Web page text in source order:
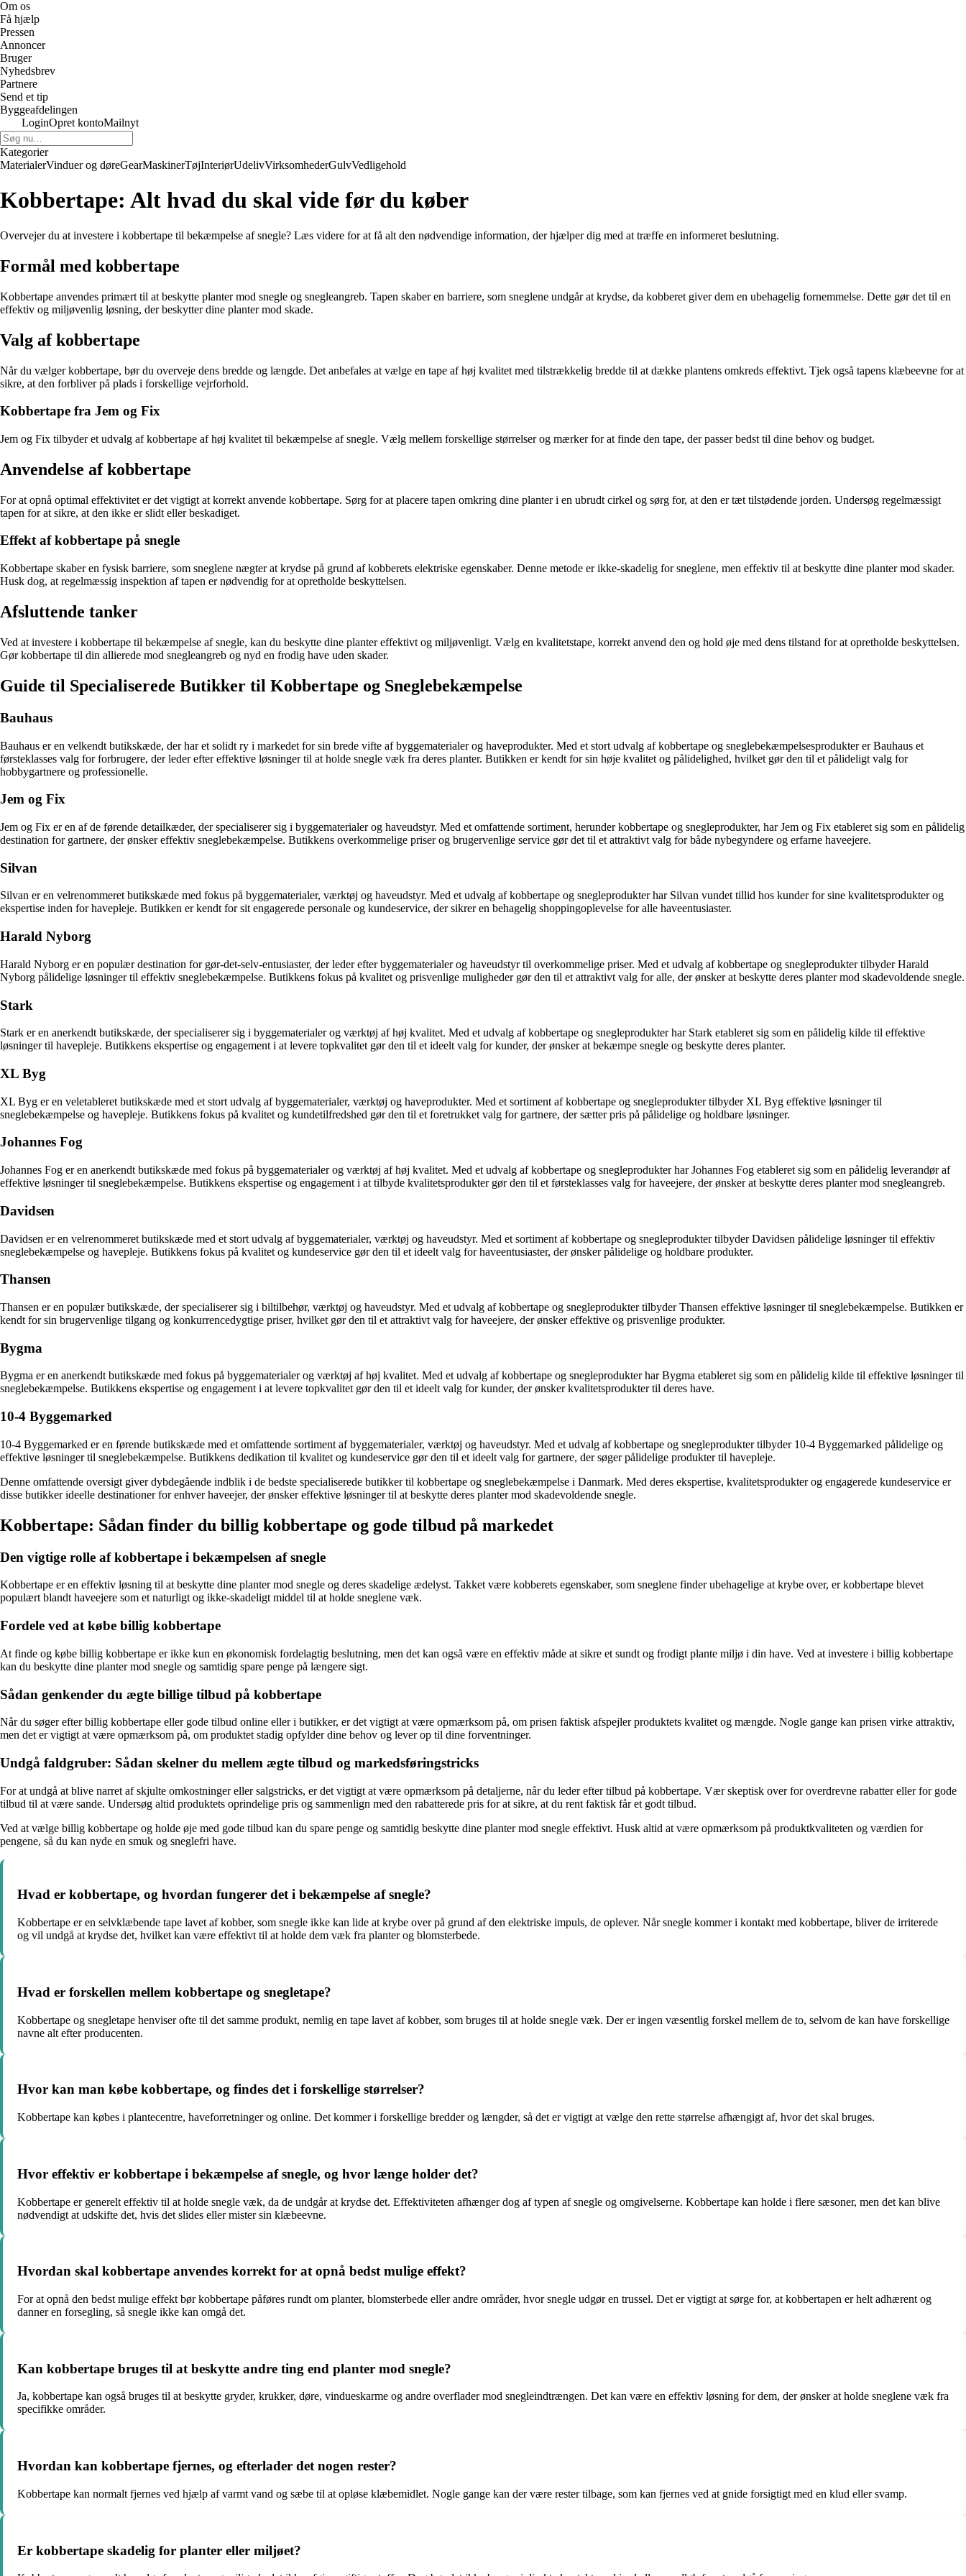
Om os
Få hjælp
Pressen
Annoncer
Bruger
Nyhedsbrev
Partnere
Send et tip
Byggeafdelingen
LoginOpret kontoMailnyt
Kategorier
MaterialerVinduer og døreGearMaskinerTøjInteriørUdelivVirksomhederGulvVedligehold
Kobbertape: Alt hvad du skal vide før du køber
Overvejer du at investere i kobbertape til bekæmpelse af snegle? Læs videre for at få alt den nødvendige information, der hjælper dig med at træffe en informeret beslutning.
Formål med kobbertape
Kobbertape anvendes primært til at beskytte planter mod snegle og snegleangreb. Tapen skaber en barriere, som sneglene undgår at krydse, da kobberet giver dem en ubehagelig fornemmelse. Dette gør det til en
effektiv og miljøvenlig løsning, der beskytter dine planter mod skade.
Valg af kobbertape
Når du vælger kobbertape, bør du overveje dens bredde og længde. Det anbefales at vælge en tape af høj kvalitet med tilstrækkelig bredde til at dække plantens omkreds effektivt. Tjek også tapens klæbeevne for at
sikre, at den forbliver på plads i forskellige vejrforhold.
Kobbertape fra Jem og Fix
Jem og Fix tilbyder et udvalg af kobbertape af høj kvalitet til bekæmpelse af snegle. Vælg mellem forskellige størrelser og mærker for at finde den tape, der passer bedst til dine behov og budget.
Anvendelse af kobbertape
For at opnå optimal effektivitet er det vigtigt at korrekt anvende kobbertape. Sørg for at placere tapen omkring dine planter i en ubrudt cirkel og sørg for, at den er tæt tilstødende jorden. Undersøg regelmæssigt
tapen for at sikre, at den ikke er slidt eller beskadiget.
Effekt af kobbertape på snegle
Kobbertape skaber en fysisk barriere, som sneglene nægter at krydse på grund af kobberets elektriske egenskaber. Denne metode er ikke-skadelig for sneglene, men effektiv til at beskytte dine planter mod skader.
Husk dog, at regelmæssig inspektion af tapen er nødvendig for at opretholde beskyttelsen.
Afsluttende tanker
Ved at investere i kobbertape til bekæmpelse af snegle, kan du beskytte dine planter effektivt og miljøvenligt. Vælg en kvalitetstape, korrekt anvend den og hold øje med dens tilstand for at opretholde beskyttelsen.
Gør kobbertape til din allierede mod snegleangreb og nyd en frodig have uden skader.
Guide til Specialiserede Butikker til Kobbertape og Sneglebekæmpelse
Bauhaus
Bauhaus er en velkendt butikskæde, der har et solidt ry i markedet for sin brede vifte af byggematerialer og haveprodukter. Med et stort udvalg af kobbertape og sneglebekæmpelsesprodukter er Bauhaus et
førsteklasses valg for forbrugere, der leder efter effektive løsninger til at holde snegle væk fra deres planter. Butikken er kendt for sin høje kvalitet og pålidelighed, hvilket gør den til et pålideligt valg for
hobbygartnere og professionelle.
Jem og Fix
Jem og Fix er en af de førende detailkæder, der specialiserer sig i byggematerialer og haveudstyr. Med et omfattende sortiment, herunder kobbertape og snegleprodukter, har Jem og Fix etableret sig som en pålidelig
destination for gartnere, der ønsker effektiv sneglebekæmpelse. Butikkens overkommelige priser og brugervenlige service gør det til et attraktivt valg for både nybegyndere og erfarne haveejere.
Silvan
Silvan er en velrenommeret butikskæde med fokus på byggematerialer, værktøj og haveudstyr. Med et udvalg af kobbertape og snegleprodukter har Silvan vundet tillid hos kunder for sine kvalitetsprodukter og
ekspertise inden for havepleje. Butikken er kendt for sit engagerede personale og kundeservice, der sikrer en behagelig shoppingoplevelse for alle haveentusiaster.
Harald Nyborg
Harald Nyborg er en populær destination for gør-det-selv-entusiaster, der leder efter byggematerialer og haveudstyr til overkommelige priser. Med et udvalg af kobbertape og snegleprodukter tilbyder Harald
Nyborg pålidelige løsninger til effektiv sneglebekæmpelse. Butikkens fokus på kvalitet og prisvenlige muligheder gør den til et attraktivt valg for alle, der ønsker at beskytte deres planter mod skadevoldende snegle.
Stark
Stark er en anerkendt butikskæde, der specialiserer sig i byggematerialer og værktøj af høj kvalitet. Med et udvalg af kobbertape og snegleprodukter har Stark etableret sig som en pålidelig kilde til effektive
løsninger til havepleje. Butikkens ekspertise og engagement i at levere topkvalitet gør den til et ideelt valg for kunder, der ønsker at bekæmpe snegle og beskytte deres planter.
XL Byg
XL Byg er en veletableret butikskæde med et stort udvalg af byggematerialer, værktøj og haveprodukter. Med et sortiment af kobbertape og snegleprodukter tilbyder XL Byg effektive løsninger til
sneglebekæmpelse og havepleje. Butikkens fokus på kvalitet og kundetilfredshed gør den til et foretrukket valg for gartnere, der sætter pris på pålidelige og holdbare løsninger.
Johannes Fog
Johannes Fog er en anerkendt butikskæde med fokus på byggematerialer og værktøj af høj kvalitet. Med et udvalg af kobbertape og snegleprodukter har Johannes Fog etableret sig som en pålidelig leverandør af
effektive løsninger til sneglebekæmpelse. Butikkens ekspertise og engagement i at tilbyde kvalitetsprodukter gør den til et førsteklasses valg for haveejere, der ønsker at beskytte deres planter mod snegleangreb.
Davidsen
Davidsen er en velrenommeret butikskæde med et stort udvalg af byggematerialer, værktøj og haveudstyr. Med et sortiment af kobbertape og snegleprodukter tilbyder Davidsen pålidelige løsninger til effektiv
sneglebekæmpelse og havepleje. Butikkens fokus på kvalitet og kundeservice gør den til et ideelt valg for haveentusiaster, der ønsker pålidelige og holdbare produkter.
Thansen
Thansen er en populær butikskæde, der specialiserer sig i biltilbehør, værktøj og haveudstyr. Med et udvalg af kobbertape og snegleprodukter tilbyder Thansen effektive løsninger til sneglebekæmpelse. Butikken er
kendt for sin brugervenlige tilgang og konkurrencedygtige priser, hvilket gør den til et attraktivt valg for haveejere, der ønsker effektive og prisvenlige produkter.
Bygma
Bygma er en anerkendt butikskæde med fokus på byggematerialer og værktøj af høj kvalitet. Med et udvalg af kobbertape og snegleprodukter har Bygma etableret sig som en pålidelig kilde til effektive løsninger til
sneglebekæmpelse. Butikkens ekspertise og engagement i at levere topkvalitet gør den til et ideelt valg for kunder, der ønsker kvalitetsprodukter til deres have.
10-4 Byggemarked
10-4 Byggemarked er en førende butikskæde med et omfattende sortiment af byggematerialer, værktøj og haveudstyr. Med et udvalg af kobbertape og snegleprodukter tilbyder 10-4 Byggemarked pålidelige og
effektive løsninger til sneglebekæmpelse. Butikkens dedikation til kvalitet og kundeservice gør den til et ideelt valg for gartnere, der søger pålidelige produkter til havepleje.
Denne omfattende oversigt giver dybdegående indblik i de bedste specialiserede butikker til kobbertape og sneglebekæmpelse i Danmark. Med deres ekspertise, kvalitetsprodukter og engagerede kundeservice er
disse butikker ideelle destinationer for enhver haveejer, der ønsker effektive løsninger til at beskytte deres planter mod skadevoldende snegle.
Kobbertape: Sådan finder du billig kobbertape og gode tilbud på markedet
Den vigtige rolle af kobbertape i bekæmpelsen af snegle
Kobbertape er en effektiv løsning til at beskytte dine planter mod snegle og deres skadelige ædelyst. Takket være kobberets egenskaber, som sneglene finder ubehagelige at krybe over, er kobbertape blevet
populært blandt haveejere som et naturligt og ikke-skadeligt middel til at holde sneglene væk.
Fordele ved at købe billig kobbertape
At finde og købe billig kobbertape er ikke kun en økonomisk fordelagtig beslutning, men det kan også være en effektiv måde at sikre et sundt og frodigt plante miljø i din have. Ved at investere i billig kobbertape
kan du beskytte dine planter mod snegle og samtidig spare penge på længere sigt.
Sådan genkender du ægte billige tilbud på kobbertape
Når du søger efter billig kobbertape eller gode tilbud online eller i butikker, er det vigtigt at være opmærksom på, om prisen faktisk afspejler produktets kvalitet og mængde. Nogle gange kan prisen virke attraktiv,
men det er vigtigt at være opmærksom på, om produktet stadig opfylder dine behov og lever op til dine forventninger.
Undgå faldgruber: Sådan skelner du mellem ægte tilbud og markedsføringstricks
For at undgå at blive narret af skjulte omkostninger eller salgstricks, er det vigtigt at være opmærksom på detaljerne, når du leder efter tilbud på kobbertape. Vær skeptisk over for overdrevne rabatter eller for gode
tilbud til at være sande. Undersøg altid produktets oprindelige pris og sammenlign med den rabatterede pris for at sikre, at du rent faktisk får et godt tilbud.
Ved at vælge billig kobbertape og holde øje med gode tilbud kan du spare penge og samtidig beskytte dine planter mod snegle effektivt. Husk altid at være opmærksom på produktkvaliteten og værdien for
pengene, så du kan nyde en smuk og sneglefri have.
Hvad er kobbertape, og hvordan fungerer det i bekæmpelse af snegle?
Kobbertape er en selvklæbende tape lavet af kobber, som snegle ikke kan lide at krybe over på grund af den elektriske impuls, de oplever. Når snegle kommer i kontakt med kobbertape, bliver de irriterede
og vil undgå at krydse det, hvilket kan være effektivt til at holde dem væk fra planter og blomsterbede.
Hvad er forskellen mellem kobbertape og snegletape?
Kobbertape og snegletape henviser ofte til det samme produkt, nemlig en tape lavet af kobber, som bruges til at holde snegle væk. Der er ingen væsentlig forskel mellem de to, selvom de kan have forskellige
navne alt efter producenten.
Hvor kan man købe kobbertape, og findes det i forskellige størrelser?
Kobbertape kan købes i plantecentre, haveforretninger og online. Det kommer i forskellige bredder og længder, så det er vigtigt at vælge den rette størrelse afhængigt af, hvor det skal bruges.
Hvor effektiv er kobbertape i bekæmpelse af snegle, og hvor længe holder det?
Kobbertape er generelt effektiv til at holde snegle væk, da de undgår at krydse det. Effektiviteten afhænger dog af typen af snegle og omgivelserne. Kobbertape kan holde i flere sæsoner, men det kan blive
nødvendigt at udskifte det, hvis det slides eller mister sin klæbeevne.
Hvordan skal kobbertape anvendes korrekt for at opnå bedst mulige effekt?
For at opnå den bedst mulige effekt bør kobbertape påføres rundt om planter, blomsterbede eller andre områder, hvor snegle udgør en trussel. Det er vigtigt at sørge for, at kobbertapen er helt adhærent og
danner en forsegling, så snegle ikke kan omgå det.
Kan kobbertape bruges til at beskytte andre ting end planter mod snegle?
Ja, kobbertape kan også bruges til at beskytte gryder, krukker, døre, vindueskarme og andre overflader mod snegleindtrængen. Det kan være en effektiv løsning for dem, der ønsker at holde sneglene væk fra
specifikke områder.
Hvordan kan kobbertape fjernes, og efterlader det nogen rester?
Kobbertape kan normalt fjernes ved hjælp af varmt vand og sæbe til at opløse klæbemidlet. Nogle gange kan der være rester tilbage, som kan fjernes ved at gnide forsigtigt med en klud eller svamp.
Er kobbertape skadelig for planter eller miljøet?